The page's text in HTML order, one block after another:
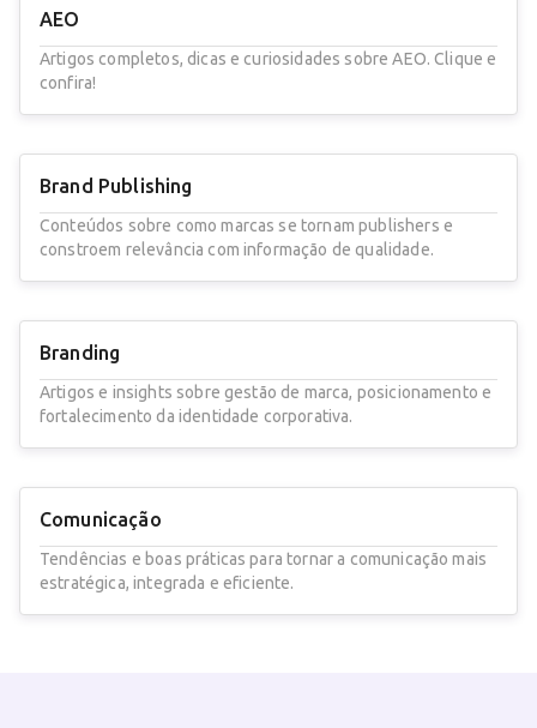
AEO
Artigos completos, dicas e curiosidades sobre AEO. Clique e
confira!
Brand Publishing
Conteúdos sobre como marcas se tornam publishers e
constroem relevância com informação de qualidade.
Branding
Artigos e insights sobre gestão de marca, posicionamento e
fortalecimento da identidade corporativa.
Comunicação
Tendências e boas práticas para tornar a comunicação mais
estratégica, integrada e eficiente.